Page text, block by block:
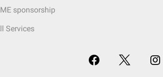
sponsorship
Services